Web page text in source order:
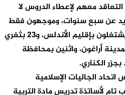
معهم لإعطاء الدروس لا
منذ مدة تزيد عن سبع سنوات، وموجهون فقط
لمرحلة الابتدائي، و19 منهم يشتغلون بإقليم الأندلس، و23 بثغري
ومليلية المحتلين، و3 بمدينة أراغون، واثنين بمحافظة
الكناري.
الجاليات الإسلامية
تام لأساتذة تدريس مادة التربية